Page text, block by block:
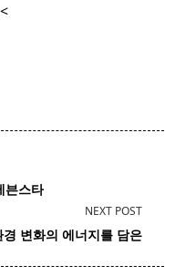
븐스타
NEXT POST
변화의 에너지를 담은